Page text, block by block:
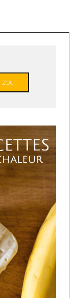
ZOU